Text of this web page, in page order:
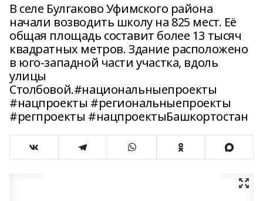
В селе Булгаково Уфимского района
начали возводить школу на 825 мест. Её
общая площадь составит более 13 тысяч
квадратных метров. Здание расположено
в юго-западной части участка, вдоль
улицы
Столбовой.#национальныепроекты
#нацпроекты #региональныепроекты
#регпроекты #нацпроектыБашкортостан